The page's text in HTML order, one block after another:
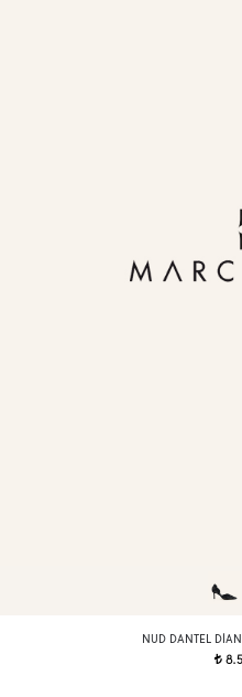
NUD DANTEL
t